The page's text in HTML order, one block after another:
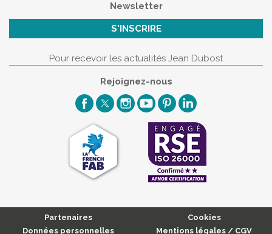
Newsletter
S'INSCRIRE
Pour recevoir les actualités Jean Dubost
Rejoignez-nous
Partenaires
Cookies
Données personnelles
Mentions légales / CGV